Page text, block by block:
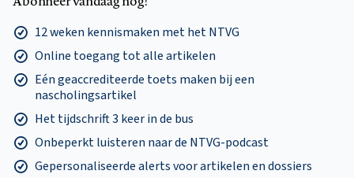
12 weken kennismaken met het NTVG
Online toegang tot alle artikelen
Eén geaccrediteerde toets maken bij een
nascholingsartikel
Het tijdschrift 3 keer in de bus
Onbeperkt luisteren naar de NTVG-podcast
Gepersonaliseerde alerts voor artikelen en dossiers